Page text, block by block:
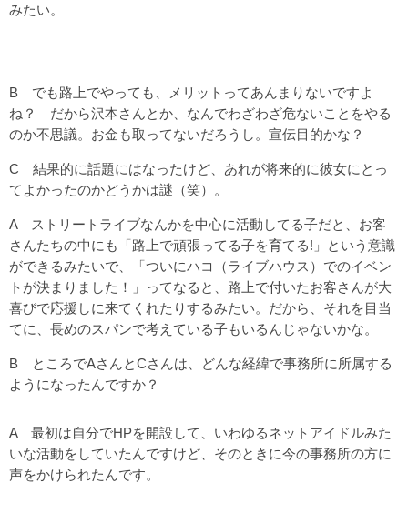
みたい。
B でも路上でやっても、メリットってあんまりないですよ
ね？ だから沢本さんとか、なんでわざわざ危ないことをやる
のか不思議。お金も取ってないだろうし。宣伝目的かな？
C 結果的に話題にはなったけど、あれが将来的に彼女にとっ
てよかったのかどうかは謎（笑）。
A ストリートライブなんかを中心に活動してる子だと、お客
さんたちの中にも「路上で頑張ってる子を育てる!」という意識
ができるみたいで、「ついにハコ（ライブハウス）でのイベン
トが決まりました！」ってなると、路上で付いたお客さんが大
喜びで応援しに来てくれたりするみたい。だから、それを目当
てに、長めのスパンで考えている子もいるんじゃないかな。
B ところでAさんとCさんは、どんな経緯で事務所に所属する
ようになったんですか？
A 最初は自分でHPを開設して、いわゆるネットアイドルみた
いな活動をしていたんですけど、そのときに今の事務所の方に
声をかけられたんです。